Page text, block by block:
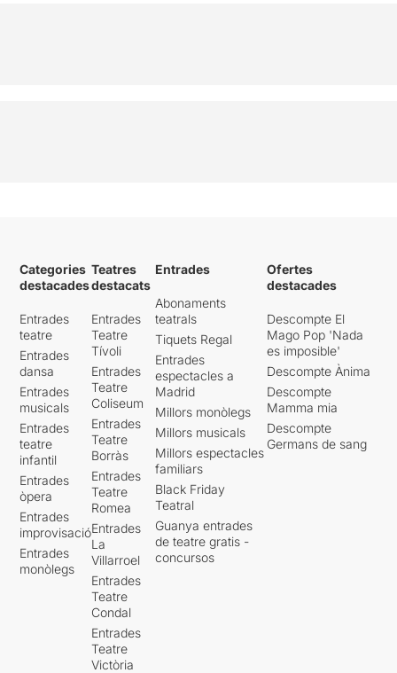
Categories
destacades
Entrades
teatre
Entrades
dansa
Entrades
musicals
Entrades
teatre
infantil
Entrades
òpera
Entrades
improvisació
Entrades
monòlegs
Teatres
destacats
Entrades
Teatre
Tívoli
Entrades
Teatre
Coliseum
Entrades
Teatre
Borràs
Entrades
Teatre
Romea
Entrades
La
Villarroel
Entrades
Teatre
Condal
Entrades
Teatre
Victòria
Entrades
Abonaments
teatrals
Tiquets Regal
Entrades
espectacles a
Madrid
Millors monòlegs
Millors musicals
Millors espectacles
familiars
Black Friday
Teatral
Guanya entrades
de teatre gratis -
concursos
Ofertes
destacades
Descompte El
Mago Pop 'Nada
es imposible'
Descompte Ànima
Descompte
Mamma mia
Descompte
Germans de sang